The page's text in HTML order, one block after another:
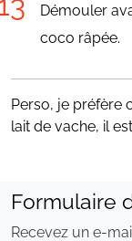
Démouler
coco râpée.
Perso, je préfère
lait de vache, il
Formulaire
Recevez un e-